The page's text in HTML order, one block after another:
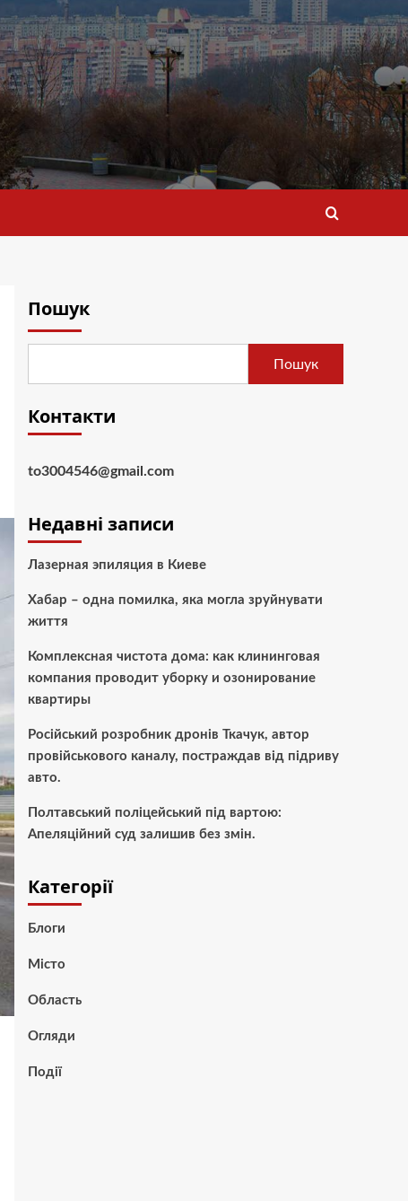
Пошук
Пошук
Контакти
to3004546@gmail.com
Недавні записи
Лазерная эпиляция в Киеве
Хабар – одна помилка, яка могла зруйнувати
життя
Комплексная чистота дома: как клининговая
компания проводит уборку и озонирование
квартиры
Російський розробник дронів Ткачук, автор
провійськового каналу, постраждав від підриву
авто.
Полтавський поліцейський під вартою:
Апеляційний суд залишив без змін.
Категорії
Блоги
Місто
Область
Огляди
Події